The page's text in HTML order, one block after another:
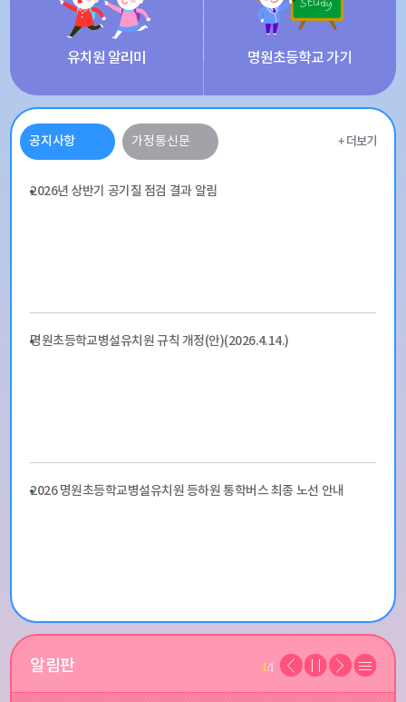
유치원 알리미 명원초등학교 가기
공지사항
2026년 상반기 공기질 점검 결과 알림
명원초등학교병설유치원 규칙 개정(안)(2026.4.14.)
2026 명원초등학교병설유치원 등하원 통학버스 최종 노선 안내
가정통신문
알림판 1/1